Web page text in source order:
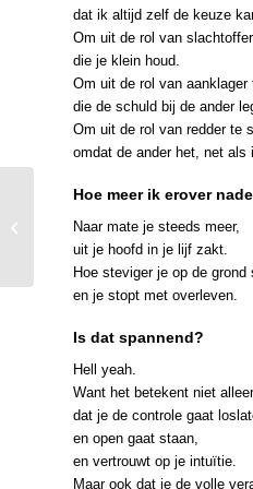
dat ik altijd zelf de keuze
Om uit de rol van
die je klein houd.
Om uit de rol van aanklager
die de schuld bij de ander
Om uit de rol van redder te
omdat de ander het, net als
Hoe meer ik erover
Naar mate je steeds meer,
uit je hoofd in je lijf zakt.
Hoe steviger je op de grond
en je stopt met overleven.
Is dat spannend?
Hell yeah.
Want het betekent niet
dat je de controle gaat
en open gaat staan,
en vertrouwt op je intuïtie.
Maar ook dat je de volle